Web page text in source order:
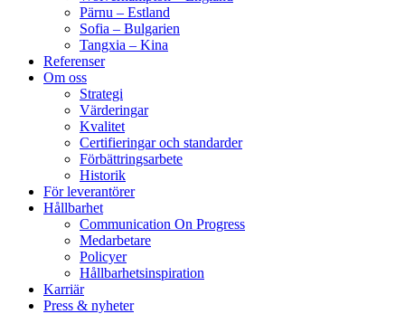
Pärnu – Estland
Sofia – Bulgarien
Tangxia – Kina
Referenser
Om oss
Strategi
Värderingar
Kvalitet
Certifieringar och standarder
Förbättringsarbete
Historik
För leverantörer
Hållbarhet
Communication On Progress
Medarbetare
Policyer
Hållbarhetsinspiration
Karriär
Press & nyheter